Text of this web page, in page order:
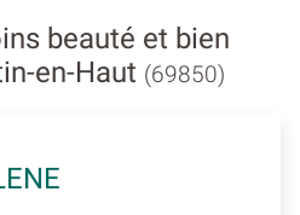
beauté et bien
en-Haut (69850)